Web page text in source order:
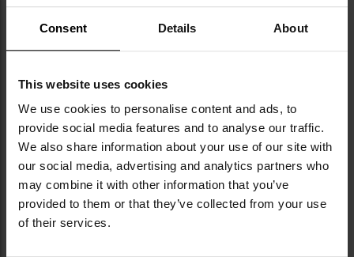
Consent Details About
This website uses cookies
We use cookies to personalise content and ads, to
provide social media features and to analyse our traffic.
We also share information about your use of our site with
our social media, advertising and analytics partners who
may combine it with other information that you’ve
provided to them or that they’ve collected from your use
of their services.
Привід репліки
Прицільна дальність
стрільби
Тип магазина
Коробчастий
Місткість магазина
15 куль калібру 6
мм
Гірбокс